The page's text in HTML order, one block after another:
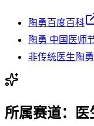
陶勇百度百科
陶勇 中国医师
非传统医生陶
所属赛道：